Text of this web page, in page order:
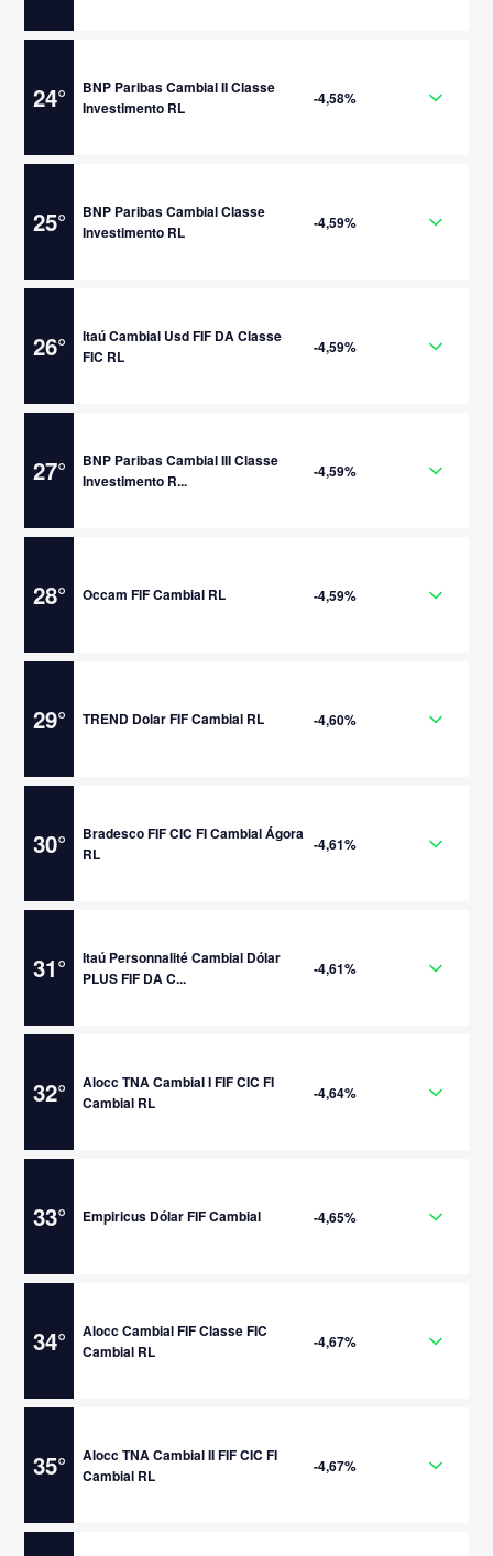
24°
BNP Paribas Cambial II Classe
Investimento RL
-4,58%
25°
BNP Paribas Cambial Classe
Investimento RL
-4,59%
26°
Itaú Cambial Usd FIF DA Classe
FIC RL
-4,59%
27°
BNP Paribas Cambial III Classe
Investimento R...
-4,59%
28° Occam FIF Cambial RL -4,59%
29° TREND Dolar FIF Cambial RL -4,60%
30°
Bradesco FIF CIC FI Cambial Ágora
RL
-4,61%
31°
Itaú Personnalité Cambial Dólar
PLUS FIF DA C...
-4,61%
32°
Alocc TNA Cambial I FIF CIC FI
Cambial RL
-4,64%
33° Empiricus Dólar FIF Cambial -4,65%
34°
Alocc Cambial FIF Classe FIC
Cambial RL
-4,67%
35°
Alocc TNA Cambial II FIF CIC FI
Cambial RL
-4,67%